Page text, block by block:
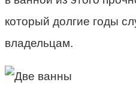
который долгие годы
владельцам.